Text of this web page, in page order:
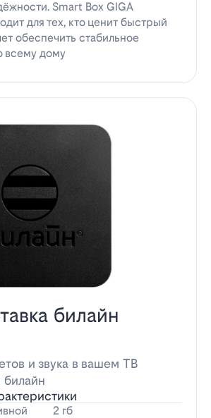
Smart Box GIGA
для тех, кто ценит быстрый
обеспечить стабильное
всему дому
билайн
и звука в вашем ТВ
билайн
2 гб